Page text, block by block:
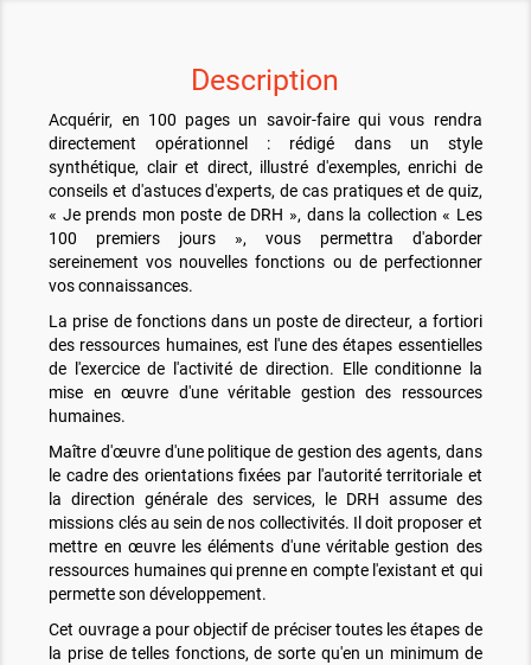
Description
Acquérir, en 100 pages un savoir-faire qui vous rendra
directement opérationnel : rédigé dans un style
synthétique, clair et direct, illustré d'exemples, enrichi de
conseils et d'astuces d'experts, de cas pratiques et de quiz,
« Je prends mon poste de DRH », dans la collection « Les
100 premiers jours », vous permettra d'aborder
sereinement vos nouvelles fonctions ou de perfectionner
vos connaissances.
La prise de fonctions dans un poste de directeur, a fortiori
des ressources humaines, est l'une des étapes essentielles
de l'exercice de l'activité de direction. Elle conditionne la
mise en œuvre d'une véritable gestion des ressources
humaines.
Maître d'œuvre d'une politique de gestion des agents, dans
le cadre des orientations fixées par l'autorité territoriale et
la direction générale des services, le DRH assume des
missions clés au sein de nos collectivités. Il doit proposer et
mettre en œuvre les éléments d'une véritable gestion des
ressources humaines qui prenne en compte l'existant et qui
permette son développement.
Cet ouvrage a pour objectif de préciser toutes les étapes de
la prise de telles fonctions, de sorte qu'en un minimum de